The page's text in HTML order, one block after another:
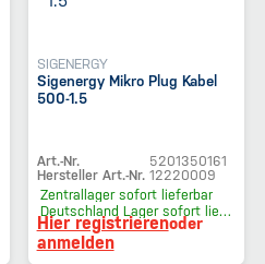
SIGENERGY
Sigenergy Mikro Plug Kabel
500-1.5
Art.-Nr.
5201350161
Hersteller Art.-Nr. 12220009
Zentrallager sofort lieferbar
Deutschland Lager sofort lieferbar
Hier registrierenoder
anmelden